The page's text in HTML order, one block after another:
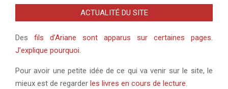
ACTUALITÉ DU SITE
Des fils d’Ariane sont apparus sur certaines pages.
J’explique pourquoi.
Pour avoir une petite idée de ce qui va venir sur le site, le
mieux est de regarder les livres en cours de lecture.